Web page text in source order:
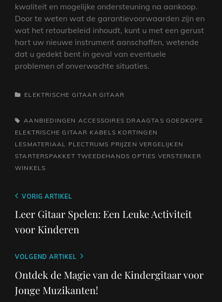
kwaliteit en mogelijke ondersteuning na aankoop.
Door te weten wat de garantievoorwaarden zijn en
wat het retourbeleid inhoudt, kunt u met een gerust
hart uw nieuwe instrument aanschaffen, wetende
dat u gedekt bent in geval van eventuele
problemen of onverwachte situaties.
CATEGORIEËN
ELEKTRISCHE GITAAR GITAAR
TAGS,AANBIEDINGEN ACCESSOIRES DRAAGTAS GOEDKOPE
ELEKTRISCHE GITAAR KABELS KORTINGEN
LESMATERIAAL
PLECTRUMS PRIJZEN VERGELIJKEN
STARTERSPAKKET TWEEDEHANDS OPTIES VERSTERKER
WINKELS
Berichtnavigatie
Vorig
bericht
VORIG ARTIKEL
Leer Gitaar Spelen: Een Leuke Activiteit
voor Kinderen
Volgend
bericht
VOLGEND ARTIKEL
Ontdek de Magie van de Kindergitaar voor
Jonge Muzikanten!